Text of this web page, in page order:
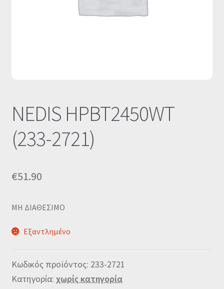
NEDIS HPBT2450WT
(233-2721)
€51.90
MΗ ΔΙΑΘΕΣΙΜΟ
Εξαντλημένο
Κωδικός προϊόντος: 233-2721
Κατηγορία: χωρίς κατηγορία